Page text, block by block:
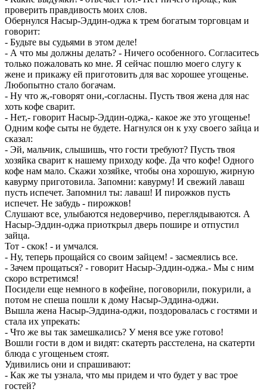
проверить правдивость моих слов.
Обернулся Насыр-Эддин-оджа к трем богатым торговцам и
говорит:
- Будьте вы судьями в этом деле!
- А что мы должны делать? - Ничего особенного. Согласитесь
только пожаловать ко мне. Я сейчас пошлю моего слугу к
жене и прикажу ей приготовить для вас хорошее угощенье.
Любопытно стало богачам.
- Ну что ж,-говорят они,-согласны. Пусть твоя жена для нас
хоть кофе сварит.
- Нет,- говорит Насыр-Эддин-оджа,- какое же это угощенье!
Одним кофе сыты не будете. Нагнулся он к уху своего зайца и
сказал:
- Эй, мальчик, слышишь, что гости требуют? Пусть твоя
хозяйка сварит к нашему приходу кофе. Да что кофе! Одного
кофе нам мало. Скажи хозяйке, чтобы она хорошую, жирную
кавурму приготовила. Запомни: кавурму! И свежий лаваш
пусть испечет. Запомнил ты: лаваш! И пирожков пусть
испечет. Не забудь - пирожков!
Слушают все, улыбаются недоверчиво, переглядываются. А
Насыр-Эддин-оджа приоткрыл дверь пошире и отпустил
зайца.
Тот - скок! - и умчался.
- Ну, теперь прощайся со своим зайцем! - засмеялись все.
- Зачем прощаться? - говорит Насыр-Эддин-оджа.- Мы с ним
скоро встретимся!
Посидели еще немного в кофейне, поговорили, покурили, а
потом не спеша пошли к дому Насыр-Эддина-оджи.
Вышла жена Насыр-Эддина-оджи, поздоровалась с гостями и
стала их упрекать:
- Что же вы так замешкались? У меня все уже готово!
Вошли гости в дом и видят: скатерть расстелена, на скатерти
блюда с угощеньем стоят.
Удивились они и спрашивают:
- Как же ты узнала, что мы придем и что будет у вас трое
гостей?